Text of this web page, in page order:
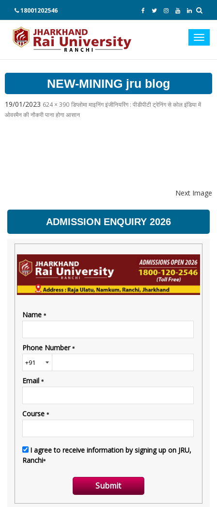
18001202546
NEW-MINING jru blog
19/01/2023 624 × 390 डिप्लोमा माइनिंग इंजीनियरिंग : पीडीपीटी ट्रेनिंग से कोल इंडिया में
ओवरमैन की नौकरी पाना होगा आसान
Next Image
ADMISSION ENQUIRY 2026